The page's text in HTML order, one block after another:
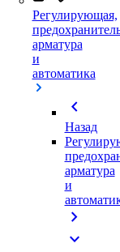
Регулирующая,
арматура
и
автоматика
chevron_left
Назад
арматура
и
chevron_right
expand_more